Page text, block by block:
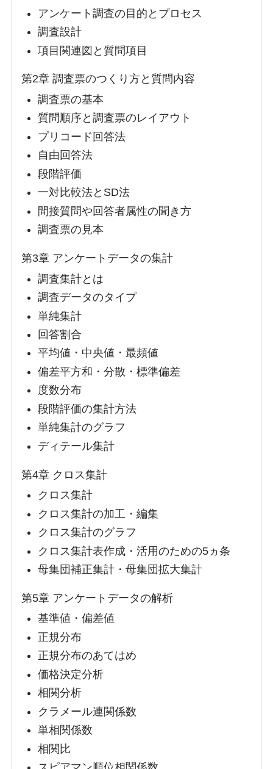
アンケート調査の目的とプロセス
調査設計
項目関連図と質問項目
第2章 調査票のつくり方と質問内容
調査票の基本
質問順序と調査票のレイアウト
プリコード回答法
自由回答法
段階評価
一対比較法とSD法
間接質問や回答者属性の聞き方
調査票の見本
第3章 アンケートデータの集計
調査集計とは
調査データのタイプ
単純集計
回答割合
平均値・中央値・最頻値
偏差平方和・分散・標準偏差
度数分布
段階評価の集計方法
単純集計のグラフ
ディテール集計
第4章 クロス集計
クロス集計
クロス集計の加工・編集
クロス集計のグラフ
クロス集計表作成・活用のための5ヵ条
母集団補正集計・母集団拡大集計
第5章 アンケートデータの解析
基準値・偏差値
正規分布
正規分布のあてはめ
価格決定分析
相関分析
クラメール連関係数
単相関係数
相関比